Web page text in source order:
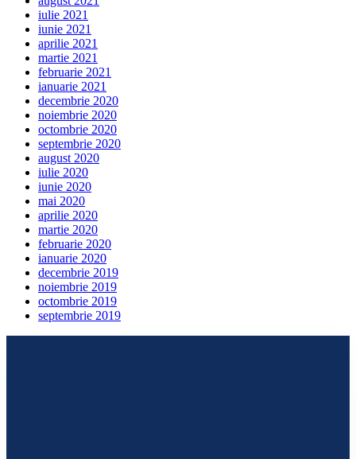
iulie 2021
iunie 2021
aprilie 2021
martie 2021
februarie 2021
ianuarie 2021
decembrie 2020
noiembrie 2020
octombrie 2020
septembrie 2020
august 2020
iulie 2020
iunie 2020
mai 2020
aprilie 2020
martie 2020
februarie 2020
ianuarie 2020
decembrie 2019
noiembrie 2019
octombrie 2019
septembrie 2019